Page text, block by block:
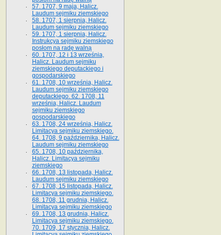
57. 1707, 9 maja, Halicz.
Laudum sejmiku ziemskiego
58. 1707, 1 sierpnia, Halicz.
Laudum sejmiku ziemskiego
59. 1707, 1 sierpnia, Halicz.
Instrukcya sejmiku ziemskiego
posłom na radę walną
60. 1707, 12 i 13 września,
Halicz. Laudum sejmiku
ziemskiego deputackiego i
gospodarskiego
61. 1708, 10 września, Halicz.
Laudum sejmiku ziemskiego
deputackiego. 62. 1708, 11
września, Halicz. Laudum
sejmiku ziemskiego
gospodarskiego
63. 1708, 24 września, Halicz.
Limitacya sejmiku ziemskiego.
64. 1708, 9 października, Halicz.
Laudum sejmiku ziemskiego
65­. 1708, 10 października,
Halicz. Limitacya sejmiku
ziemskiego
66. 1708, 13 listopada, Halicz.
Laudum sejmiku ziemskiego
67. 1708, 15 listopada, Halicz.
Limitacya sejmiku ziemskiego.
68. 1708, 11 grudnia, Halicz.
Limitacya sejmiku ziemskiego
69. 1708, 13 grudnia, Halicz.
Limitacya sejmiku ziemskiego.
70. 1709, 17 stycznia, Halicz.